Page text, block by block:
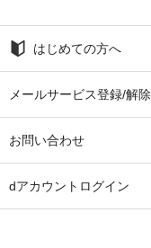
はじめての方へ
メールサービス登録/解除
お問い合わせ
dアカウントログイン